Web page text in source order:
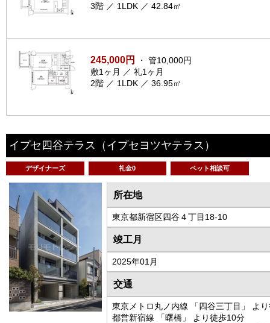
3階 ／ 1LDK ／ 42.84㎡
245,000円
・ 管10,000円
敷1ヶ月 ／ 礼1ヶ月
2階 ／ 1LDK ／ 36.95㎡
イプセ四谷テラス （イプセヨツヤテラス）
デザイナーズ 礼金0 ペット相談可
所在地
東京都新宿区四谷４丁目18-10
竣工月
2025年01月
交通
東京メトロ丸ノ内線 「四谷三丁目」 よ
都営新宿線 「曙橋」 より徒歩10分